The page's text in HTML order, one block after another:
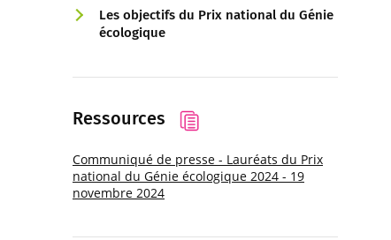
Les objectifs du Prix national du Génie
écologique
Ressources
Communiqué de presse - Lauréats du Prix
national du Génie écologique 2024 - 19
novembre 2024